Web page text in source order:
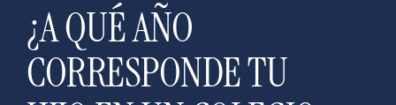
¿A QUÉ AÑO
CORRESPONDE TU